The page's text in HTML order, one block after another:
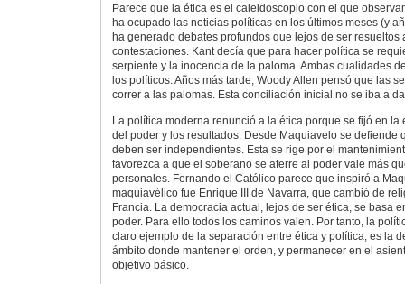
Parece que la ética es el caleidoscopio con el que
ha ocupado las noticias políticas en los últimos meses (y
ha generado debates profundos que lejos de ser resueltos
contestaciones. Kant decía que para hacer política se
serpiente y la inocencia de la paloma. Ambas cualidades
los políticos. Años más tarde, Woody Allen pensó que las
correr a las palomas. Esta conciliación inicial no se iba a
La política moderna renunció a la ética porque se fijó en la
del poder y los resultados. Desde Maquiavelo se defiende
deben ser independientes. Esta se rige por el
favorezca a que el soberano se aferre al poder vale más
personales. Fernando el Católico parece que inspiró a
maquiavélico fue Enrique III de Navarra, que cambió de
Francia. La democracia actual, lejos de ser ética, se basa
poder. Para ello todos los caminos valen. Por tanto, la
claro ejemplo de la separación entre ética y política; es la
ámbito donde mantener el orden, y permanecer en el
objetivo básico.